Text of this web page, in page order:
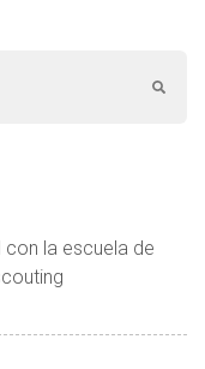
la escuela de